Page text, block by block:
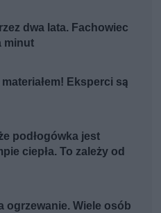
dwa lata. Fachowiec
minut
Eksperci są
podłogówka jest
ciepła. To zależy od
ogrzewanie. Wiele osób